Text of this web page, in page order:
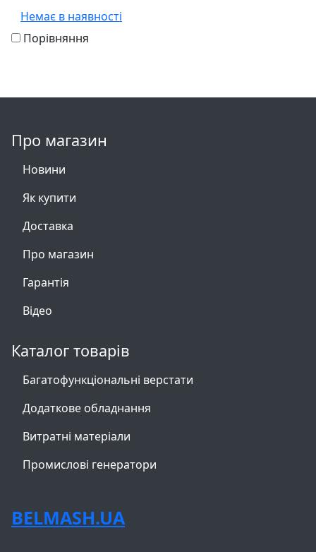
Немає в наявності
Порівняння
Про магазин
Новини
Як купити
Доставка
Про магазин
Гарантія
Відео
Каталог товарів
Багатофункціональні верстати
Додаткове обладнання
Витратні матеріали
Промислові генератори
BELMASH.UA